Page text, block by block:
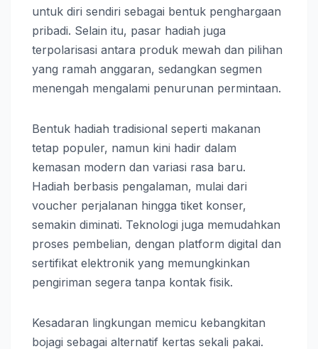
untuk diri sendiri sebagai bentuk penghargaan
pribadi. Selain itu, pasar hadiah juga
terpolarisasi antara produk mewah dan pilihan
yang ramah anggaran, sedangkan segmen
menengah mengalami penurunan permintaan.
Bentuk hadiah tradisional seperti makanan
tetap populer, namun kini hadir dalam
kemasan modern dan variasi rasa baru.
Hadiah berbasis pengalaman, mulai dari
voucher perjalanan hingga tiket konser,
semakin diminati. Teknologi juga memudahkan
proses pembelian, dengan platform digital dan
sertifikat elektronik yang memungkinkan
pengiriman segera tanpa kontak fisik.
Kesadaran lingkungan memicu kebangkitan
bojagi sebagai alternatif kertas sekali pakai.